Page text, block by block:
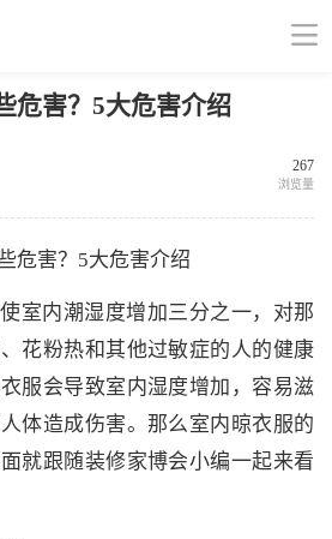
危害？5大危害介绍
267
浏览量
危害？5大危害介绍
室内潮湿度增加三分之一，对那
花粉热和其他过敏症的人的健康
服会导致室内湿度增加，容易滋
体造成伤害。那么室内晾衣服的
就跟随装修家博会小编一起来看